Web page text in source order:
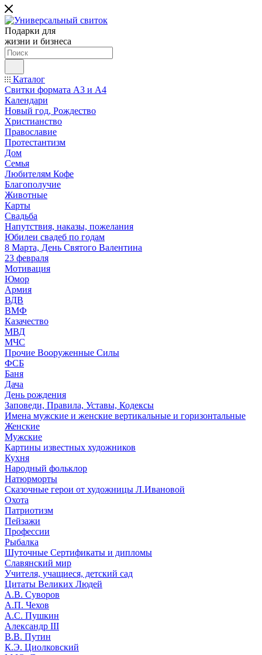
Подарки для
жизни и бизнеса
Каталог
Свитки формата А3 и А4
Календари
Новый год, Рождество
Христианство
Православие
Протестантизм
Дом
Семья
Любителям Кофе
Благополучие
Животные
Карты
Свадьба
Напутствия, наказы, пожелания
Юбилеи свадеб по годам
8 Марта, День Святого Валентина
23 февраля
Мотивация
Юмор
Армия
ВДВ
ВМФ
Казачество
МВД
МЧС
Прочие Вооруженные Силы
ФСБ
Баня
Дача
День рождения
Заповеди, Правила, Уставы, Кодексы
Имена мужские и женские вертикальные и горизонтальные
Женские
Мужские
Картины известных художников
Кухня
Народный фольклор
Натюрморты
Сказочные герои от художницы Л.Ивановой
Охота
Патриотизм
Пейзажи
Профессии
Рыбалка
Шуточные Сертификаты и дипломы
Славянский мир
Учителя, учащиеся, детский сад
Цитаты Великих Людей
А.В. Суворов
А.П. Чехов
А.С. Пушкин
Александр III
В.В. Путин
К.Э. Циолковский